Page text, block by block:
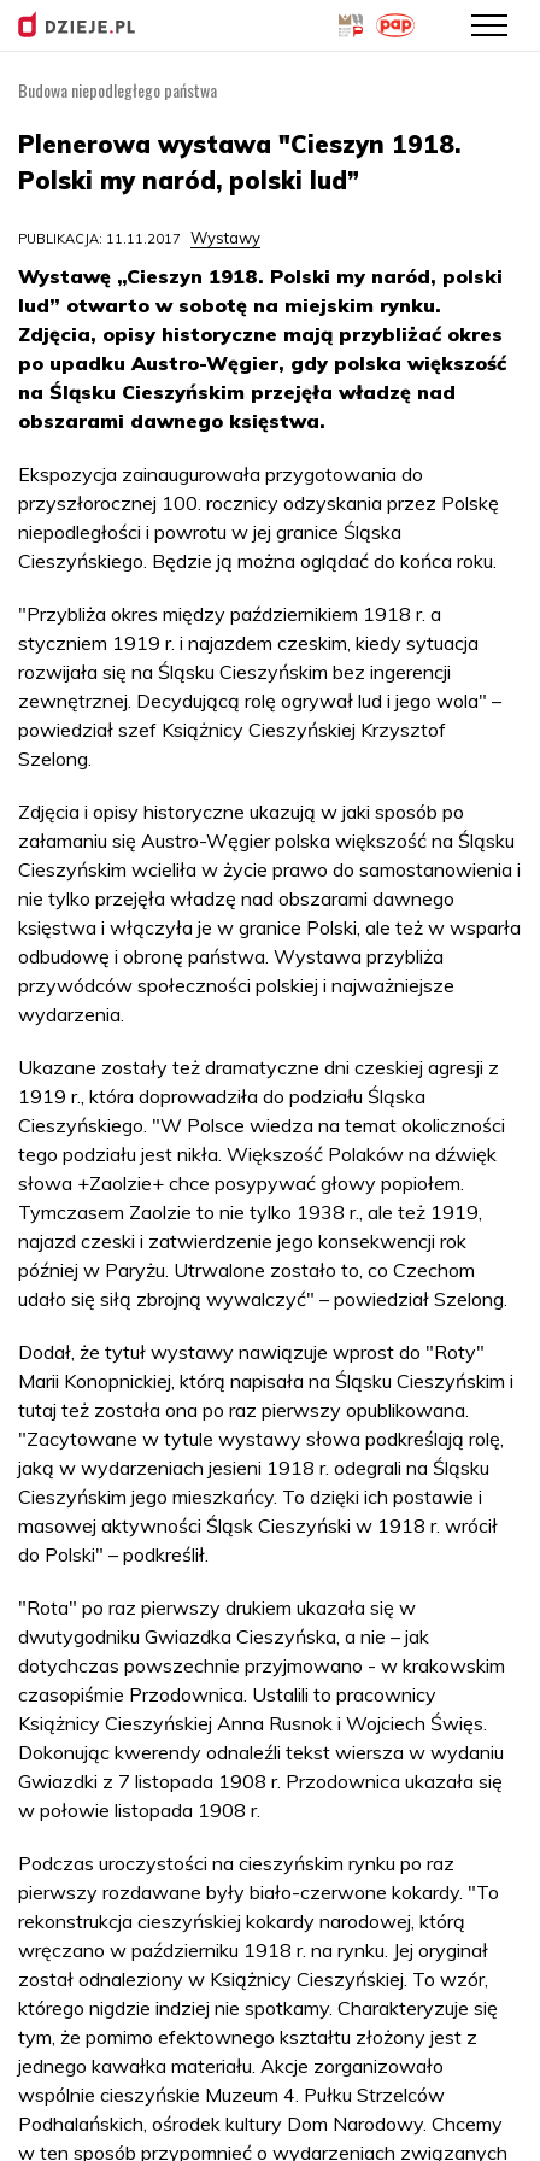
treści
Budowa niepodległego państwa
Plenerowa wystawa "Cieszyn 1918.
Polski my naród, polski lud”
PUBLIKACJA: 11.11.2017 Wystawy
Wystawę „Cieszyn 1918. Polski my naród, polski
lud” otwarto w sobotę na miejskim rynku.
Zdjęcia, opisy historyczne mają przybliżać okres
po upadku Austro-Węgier, gdy polska większość
na Śląsku Cieszyńskim przejęła władzę nad
obszarami dawnego księstwa.
Ekspozycja zainaugurowała przygotowania do
przyszłorocznej 100. rocznicy odzyskania przez Polskę
niepodległości i powrotu w jej granice Śląska
Cieszyńskiego. Będzie ją można oglądać do końca roku.
"Przybliża okres między październikiem 1918 r. a
styczniem 1919 r. i najazdem czeskim, kiedy sytuacja
rozwijała się na Śląsku Cieszyńskim bez ingerencji
zewnętrznej. Decydującą rolę ogrywał lud i jego wola" –
powiedział szef Książnicy Cieszyńskiej Krzysztof
Szelong.
Zdjęcia i opisy historyczne ukazują w jaki sposób po
załamaniu się Austro-Węgier polska większość na Śląsku
Cieszyńskim wcieliła w życie prawo do samostanowienia i
nie tylko przejęła władzę nad obszarami dawnego
księstwa i włączyła je w granice Polski, ale też w wsparła
odbudowę i obronę państwa. Wystawa przybliża
przywódców społeczności polskiej i najważniejsze
wydarzenia.
Ukazane zostały też dramatyczne dni czeskiej agresji z
1919 r., która doprowadziła do podziału Śląska
Cieszyńskiego. "W Polsce wiedza na temat okoliczności
tego podziału jest nikła. Większość Polaków na dźwięk
słowa +Zaolzie+ chce posypywać głowy popiołem.
Tymczasem Zaolzie to nie tylko 1938 r., ale też 1919,
najazd czeski i zatwierdzenie jego konsekwencji rok
później w Paryżu. Utrwalone zostało to, co Czechom
udało się siłą zbrojną wywalczyć" – powiedział Szelong.
Dodał, że tytuł wystawy nawiązuje wprost do "Roty"
Marii Konopnickiej, którą napisała na Śląsku Cieszyńskim i
tutaj też została ona po raz pierwszy opublikowana.
"Zacytowane w tytule wystawy słowa podkreślają rolę,
jaką w wydarzeniach jesieni 1918 r. odegrali na Śląsku
Cieszyńskim jego mieszkańcy. To dzięki ich postawie i
masowej aktywności Śląsk Cieszyński w 1918 r. wrócił
do Polski" – podkreślił.
"Rota" po raz pierwszy drukiem ukazała się w
dwutygodniku Gwiazdka Cieszyńska, a nie – jak
dotychczas powszechnie przyjmowano - w krakowskim
czasopiśmie Przodownica. Ustalili to pracownicy
Książnicy Cieszyńskiej Anna Rusnok i Wojciech Święs.
Dokonując kwerendy odnaleźli tekst wiersza w wydaniu
Gwiazdki z 7 listopada 1908 r. Przodownica ukazała się
w połowie listopada 1908 r.
Podczas uroczystości na cieszyńskim rynku po raz
pierwszy rozdawane były biało-czerwone kokardy. "To
rekonstrukcja cieszyńskiej kokardy narodowej, którą
wręczano w październiku 1918 r. na rynku. Jej oryginał
został odnaleziony w Książnicy Cieszyńskiej. To wzór,
którego nigdzie indziej nie spotkamy. Charakteryzuje się
tym, że pomimo efektownego kształtu złożony jest z
jednego kawałka materiału. Akcje zorganizowało
wspólnie cieszyńskie Muzeum 4. Pułku Strzelców
Podhalańskich, ośrodek kultury Dom Narodowy. Chcemy
w ten sposób przypomnieć o wydarzeniach związanych